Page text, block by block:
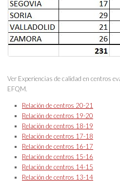
Ver Experiencias de calidad en centros
EFQM.
Relación de centros 20-21
Relación de centros 19-20
Relación de centros 18-19
Relación de centros 17-18
Relación de centros 16-17
Relación de centros 15-16
Relación de centros 14-15
Relación de centros 13-14